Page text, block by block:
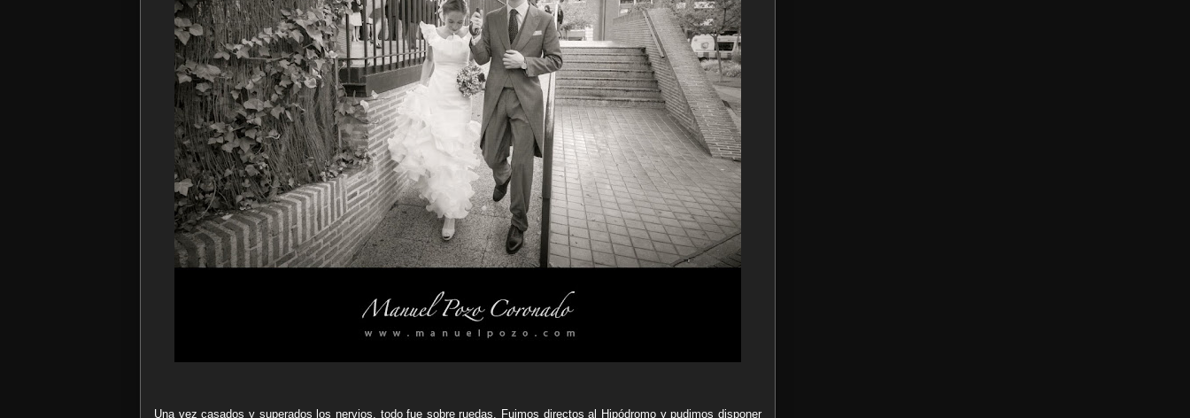
Una vez casados y superados los nervios, todo fue sobre ruedas. Fuimos directos al Hipódromo y pudimos disponer